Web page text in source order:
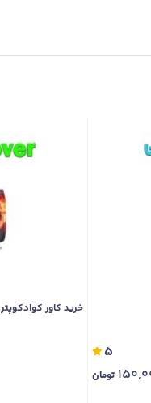
5
تومان
خرید کاور کوادکوپتر dji spark از فروشگاه ایران کوپتر